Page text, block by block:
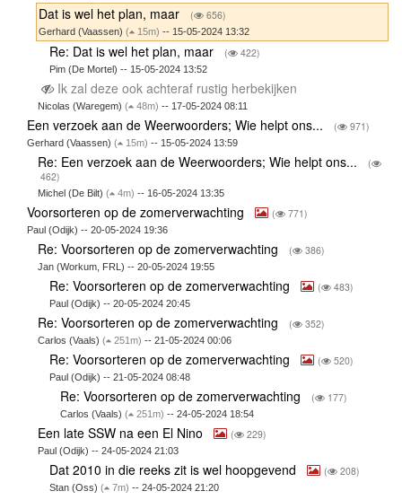
Dat is wel het plan, maar ( 656)
Gerhard (Vaassen)( 15m) -- 15-05-2024 13:32
Re: Dat is wel het plan, maar ( 422)
Pim (De Mortel) -- 15-05-2024 13:52
Ik zal deze ook achteraf rustig herbekijken
Nicolas (Waregem)( 48m) -- 17-05-2024 08:11
Een verzoek aan de Weerwoorders; Wie helpt ons... ( 971)
Gerhard (Vaassen) ( 15m) -- 15-05-2024 13:59
Re: Een verzoek aan de Weerwoorders; Wie helpt ons...
(
462)
Michel (De Bilt)( 4m) -- 16-05-2024 13:35
Voorsorteren op de zomerverwachting ( 771)
Paul (Odijk) -- 20-05-2024 19:36
Re: Voorsorteren op de zomerverwachting ( 386)
Jan (Workum, FRL) -- 20-05-2024 19:55
Re: Voorsorteren op de zomerverwachting ( 483)
Paul (Odijk) -- 20-05-2024 20:45
Re: Voorsorteren op de zomerverwachting ( 352)
Carlos (Vaals)( 251m) -- 21-05-2024 00:06
Re: Voorsorteren op de zomerverwachting ( 520)
Paul (Odijk) -- 21-05-2024 08:48
Re: Voorsorteren op de zomerverwachting ( 177)
Carlos (Vaals)( 251m) -- 24-05-2024 18:54
Een late SSW na een El Nino ( 229)
Paul (Odijk) -- 24-05-2024 21:03
Dat 2010 in die reeks zit is wel hoopgevend ( 208)
Stan (Oss) ( 7m) -- 24-05-2024 21:20